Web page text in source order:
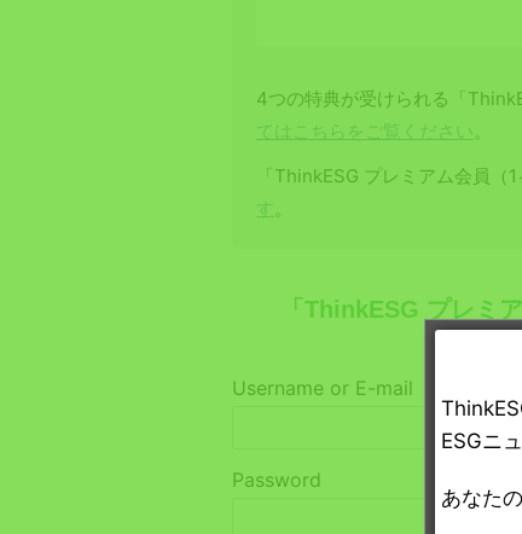
4つの特典が受けられる「
てはこちらをご覧ください
「ThinkESG プレミアム会員（
す
「ThinkESG プレミ
Username or E-mail
Password
ESGニ
あなた